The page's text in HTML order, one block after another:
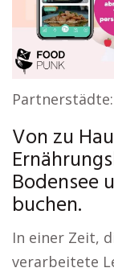
Von zu
Bodensee
buchen.
In einer Zeit,
verarbeitete